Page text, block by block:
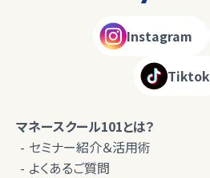
Instagram
Tiktok
マネースクール101とは？
セミナー紹介＆活用術
よくあるご質問